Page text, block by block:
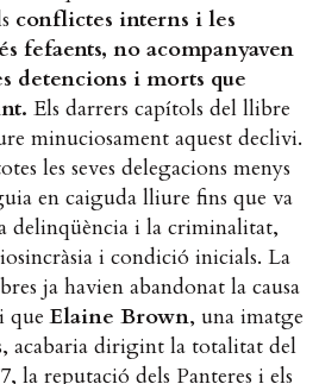
conflictes interns i les
fefaents, no acompanyaven
detencions i morts que
Els darrers capítols del llibre
minuciosament aquest declivi.
les seves delegacions menys
en caiguda lliure fins que va
delinqüència i la criminalitat,
i condició inicials. La
ja havien abandonat la causa
queElaine Brown, una imatge
acabaria dirigint la totalitat del
la reputació dels Panteres i els